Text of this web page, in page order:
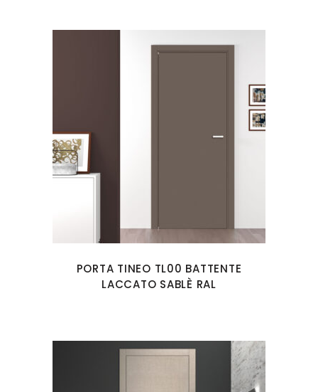
PORTA TINEO TL00 BATTENTE
LACCATO SABLÈ RAL